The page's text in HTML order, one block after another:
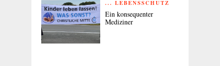
... LEBENSSCHUTZ
Ein konsequenter
Mediziner